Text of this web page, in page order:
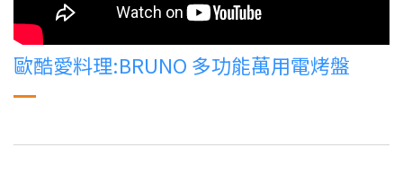
歐酷愛料理:BRUNO 多功能萬用電烤盤